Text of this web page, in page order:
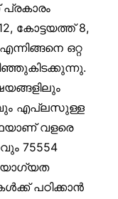
പ്രകാരം
കോട്ടയത്ത് 8,
ഒറ്റ
എപ്ലസുള്ള
വളരെ
75554
യോഗ്യത
പഠിക്കാൻ